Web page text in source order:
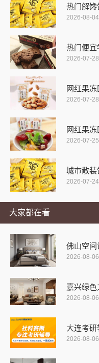
热门解馋
2026-08-
热门便宜
2026-07-
网红果
2026-07-
网红果
2026-07-
城市散装
2026-07-
大家都在看
佛山空间
2026-08-
嘉兴绿
2026-08-
大连考
2026-08-